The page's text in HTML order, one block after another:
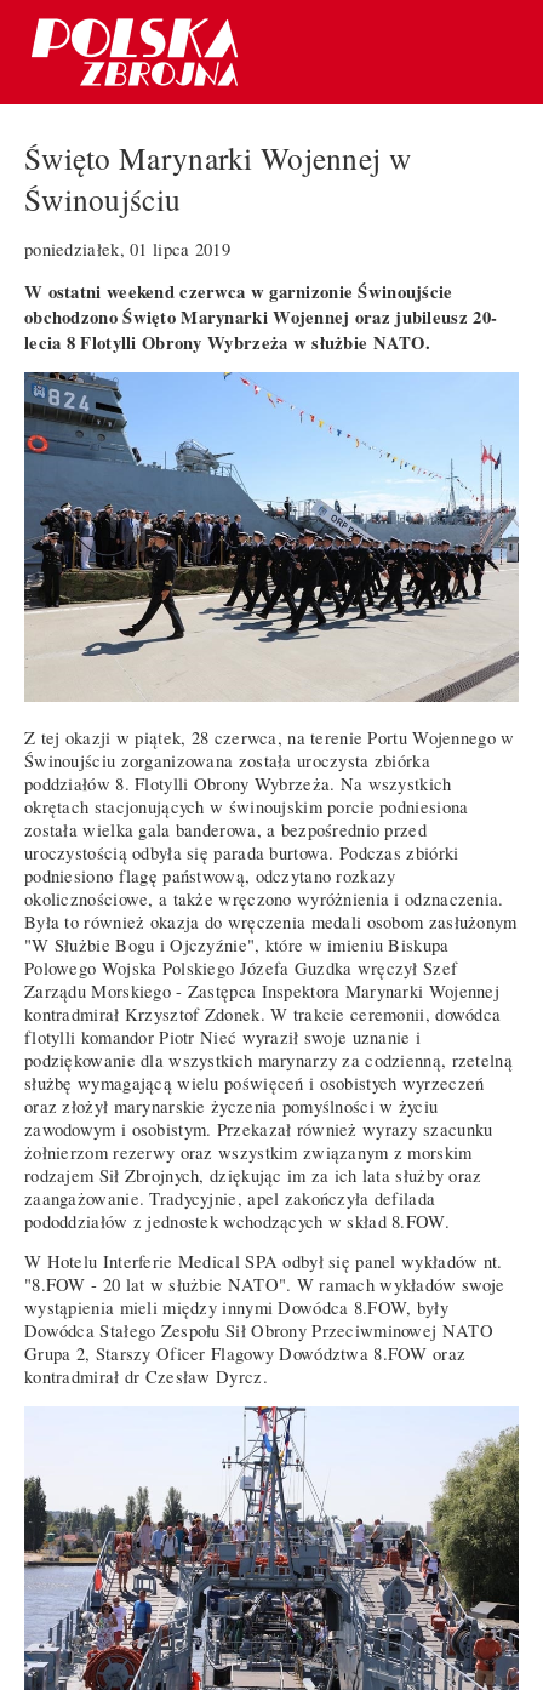
Święto Marynarki Wojennej w
Świnoujściu
poniedziałek, 01 lipca 2019
W ostatni weekend czerwca w garnizonie Świnoujście
obchodzono Święto Marynarki Wojennej oraz jubileusz 20-
lecia 8 Flotylli Obrony Wybrzeża w służbie NATO.
Z tej okazji w piątek, 28 czerwca, na terenie Portu Wojennego w
Świnoujściu zorganizowana została uroczysta zbiórka
poddziałów 8. Flotylli Obrony Wybrzeża. Na wszystkich
okrętach stacjonujących w świnoujskim porcie podniesiona
została wielka gala banderowa, a bezpośrednio przed
uroczystością odbyła się parada burtowa. Podczas zbiórki
podniesiono flagę państwową, odczytano rozkazy
okolicznościowe, a także wręczono wyróżnienia i odznaczenia.
Była to również okazja do wręczenia medali osobom zasłużonym
"W Służbie Bogu i Ojczyźnie", które w imieniu Biskupa
Polowego Wojska Polskiego Józefa Guzdka wręczył Szef
Zarządu Morskiego - Zastępca Inspektora Marynarki Wojennej
kontradmirał Krzysztof Zdonek. W trakcie ceremonii, dowódca
flotylli komandor Piotr Nieć wyraził swoje uznanie i
podziękowanie dla wszystkich marynarzy za codzienną, rzetelną
służbę wymagającą wielu poświęceń i osobistych wyrzeczeń
oraz złożył marynarskie życzenia pomyślności w życiu
zawodowym i osobistym. Przekazał również wyrazy szacunku
żołnierzom rezerwy oraz wszystkim związanym z morskim
rodzajem Sił Zbrojnych, dziękując im za ich lata służby oraz
zaangażowanie. Tradycyjnie, apel zakończyła defilada
pododdziałów z jednostek wchodzących w skład 8.FOW.
W Hotelu Interferie Medical SPA odbył się panel wykładów nt.
"8.FOW - 20 lat w służbie NATO". W ramach wykładów swoje
wystąpienia mieli między innymi Dowódca 8.FOW, były
Dowódca Stałego Zespołu Sił Obrony Przeciwminowej NATO
Grupa 2, Starszy Oficer Flagowy Dowództwa 8.FOW oraz
kontradmirał dr Czesław Dyrcz.